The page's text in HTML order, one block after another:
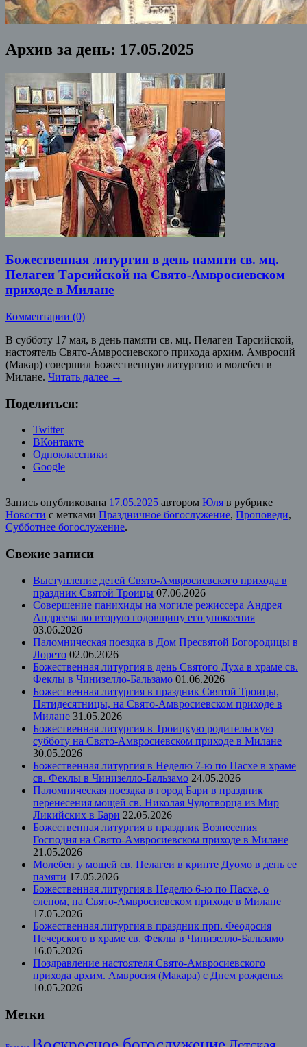
Архив за день: 17.05.2025
Божественная литургия в день памяти св. мц.
Пелагеи Тарсийской на Свято-Амвросиевском
приходе в Милане
Комментарии (0)
В субботу 17 мая, в день памяти св. мц. Пелагеи Тарсийской,
настоятель Свято-Амвросиевского прихода архим. Амвросий
(Макар) совершил Божественную литургию и молебен в
Милане. Читать далее →
Поделиться:
Twitter
ВКонтакте
Одноклассники
Google
Запись опубликована 17.05.2025 автором Юля в рубрике
Новости с метками Праздничное богослужение, Проповеди,
Субботнее богослужение.
Свежие записи
Выступление детей Свято-Амвросиевского прихода в
праздник Святой Троицы 07.06.2026
Совершение панихиды на могиле режиссера Андрея
Андреева во вторую годовщину его упокоения
03.06.2026
Паломническая поездка в Дом Пресвятой Богородицы в
Лорето 02.06.2026
Божественная литургия в день Святого Духа в храме св.
Феклы в Чинизелло-Бальзамо 01.06.2026
Божественная литургия в праздник Святой Троицы,
Пятидесятницы, на Свято-Амвросиевском приходе в
Милане 31.05.2026
Божественная литургия в Троицкую родительскую
субботу на Свято-Амвросиевском приходе в Милане
30.05.2026
Божественная литургия в Неделю 7-ю по Пасхе в храме
св. Феклы в Чинизелло-Бальзамо 24.05.2026
Паломническая поездка в город Бари в праздник
перенесения мощей св. Николая Чудотворца из Мир
Ликийских в Бари 22.05.2026
Божественная литургия в праздник Вознесения
Господня на Свято-Амвросиевском приходе в Милане
21.05.2026
Молебен у мощей св. Пелагеи в крипте Дуомо в день ее
памяти 17.05.2026
Божественная литургия в Неделю 6-ю по Пасхе, о
слепом, на Свято-Амвросиевском приходе в Милане
17.05.2026
Божественная литургия в праздник прп. Феодосия
Печерского в храме св. Феклы в Чинизелло-Бальзамо
16.05.2026
Поздравление настоятеля Свято-Амвросиевского
прихода архим. Амвросия (Макара) с Днем рожденья
10.05.2026
Метки